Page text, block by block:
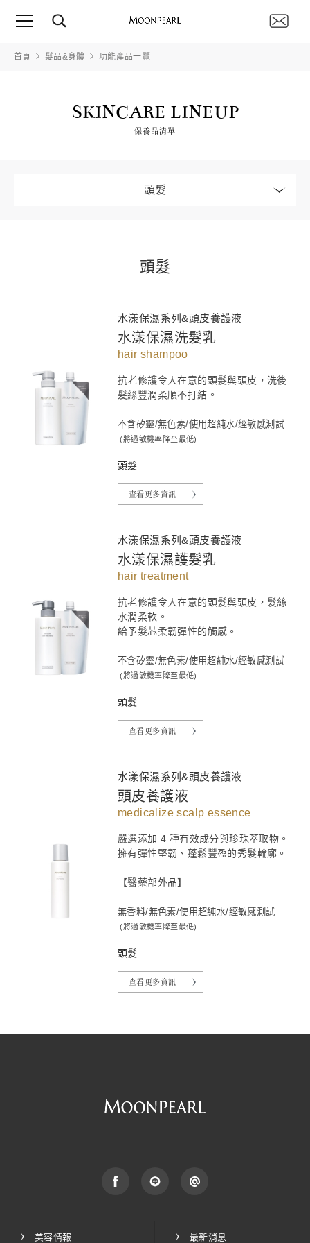
首頁 髮品&身體 功能產品一覽
SKINCARE LINEUP
保養品清單
頭髮
頭髮
水漾保濕系列&頭皮養護液
水漾保濕洗髮乳
hair shampoo
抗老修護令人在意的頭髮與頭皮，洗後
髮絲豐潤柔順不打結。
不含矽靈/無色素/使用超純水/經敏感測試
(將過敏機率降至最低)
頭髮
查看更多資訊
水漾保濕系列&頭皮養護液
水漾保濕護髮乳
hair treatment
抗老修護令人在意的頭髮與頭皮，髮絲
水潤柔軟。
給予髮芯柔韌彈性的觸感。
不含矽靈/無色素/使用超純水/經敏感測試
(將過敏機率降至最低)
頭髮
查看更多資訊
水漾保濕系列&頭皮養護液
頭皮養護液
medicalize scalp essence
嚴選添加 4 種有效成分與珍珠萃取物。
擁有彈性堅韌、蓬鬆豐盈的秀髮輪廓。
【醫藥部外品】
無香料/無色素/使用超純水/經敏感測試
(將過敏機率降至最低)
頭髮
查看更多資訊
美容情報 最新消息